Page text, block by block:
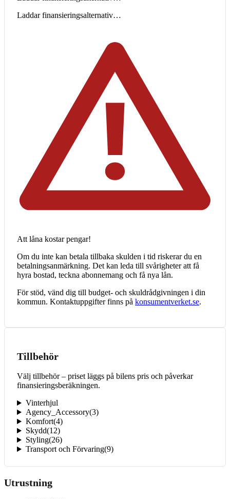
Laddar finansieringsalternativ…
Att låna kostar pengar!
Om du inte kan betala tillbaka skulden i tid riskerar du en
betalningsanmärkning. Det kan leda till svårigheter att få
hyra bostad, teckna abonnemang och få nya lån.
För stöd, vänd dig till budget- och skuldrådgivningen i din
kommun. Kontaktuppgifter finns på konsumentverket.se.
Tillbehör
Välj tillbehör – priset läggs på bilens pris och påverkar
finansieringsberäkningen.
Vinterhjul
Agency_Accessory(3)
Komfort(4)
Skydd(12)
Styling(26)
Transport och Förvaring(9)
Utrustning